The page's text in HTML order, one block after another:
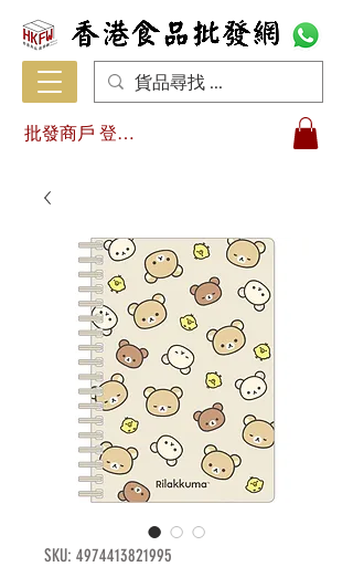
批發商戶 登入/註冊
SKU: 4974413821995